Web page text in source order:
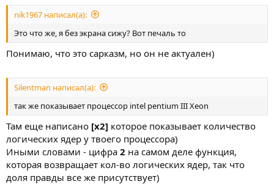
nik1967 написал(а):
Это что же, я без экрана сижу? Вот печаль то
Понимаю, что это сарказм, но он не актуален)
Silentman написал(а):
так же показывает процессор intel pentium III Xeon
Там еще написано [x2] которое показывает количество
логических ядер у твоего процессора)
Иными словами - цифра 2 на самом деле функция,
которая возвращает кол-во логических ядер, так что
доля правды все же присутствует)